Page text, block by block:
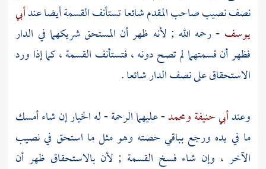
نصف نصيب صاحب المقدم شائعا تستأنف القسمة أيضا عندأبي
يوسف - رحمه الله ; لأنه ظهر أن المستحق شريكهما في الدار
فظهر أن قسمتهما لم تصح دونه ، فتستأنف القسمة ، كما إذا ورد
الاستحقاق على نصف الدار شائعا .
وعندأبي حنيفةومحمد- عليهما الرحمة - له الخيار إن شاء أمسك
ما في يده ورجع بباقي حصته وهو مثل ما استحق في نصيب
الآخر ، وإن شاء فسخ القسمة ; لأن بالاستحقاق ظهر أن